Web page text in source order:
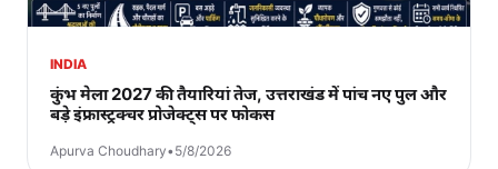
INDIA
कुंभ मेला 2027 की तैयारियां तेज, उत्तराखंड में पांच नए पुल और
बड़े इंफ्रास्ट्रक्चर प्रोजेक्ट्स पर फोकस
Apurva Choudhary•5/8/2026